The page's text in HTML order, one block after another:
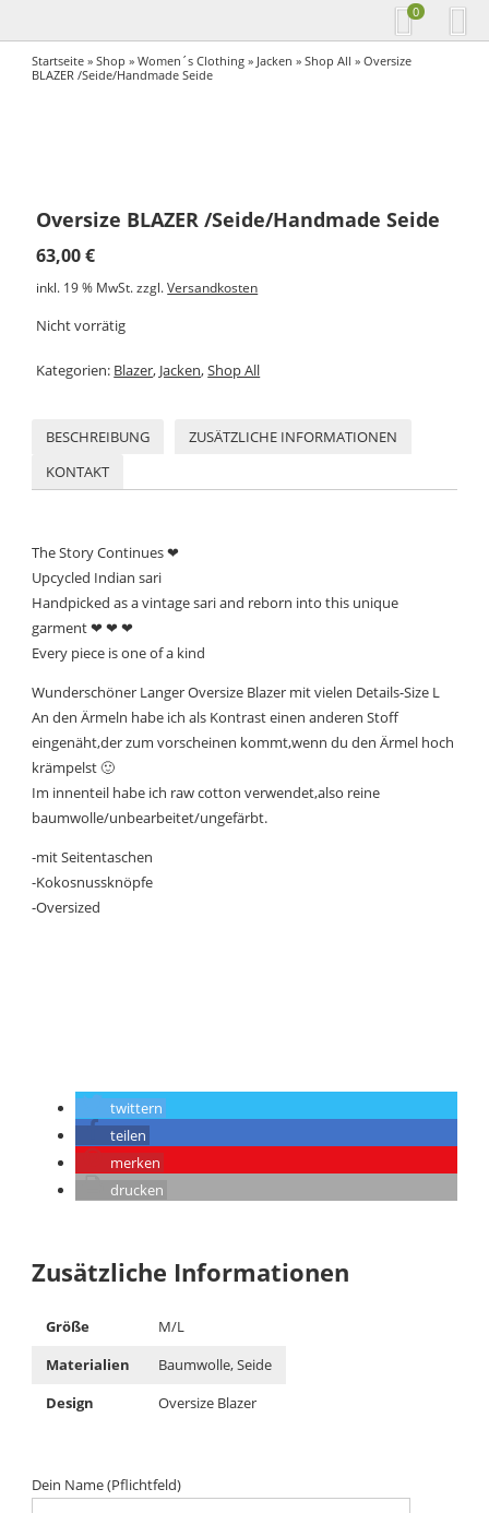
0
Startseite »Shop »Women´s Clothing » Jacken »Shop All » Oversize
BLAZER /Seide/Handmade Seide
Oversize BLAZER /Seide/Handmade Seide
63,00€
inkl. 19 % MwSt. zzgl.Versandkosten
Nicht vorrätig
Kategorien: Blazer, Jacken,Shop All
BESCHREIBUNG
ZUSÄTZLICHE INFORMATIONEN
KONTAKT
The Story Continues ❤
Upcycled Indian sari
Handpicked as a vintage sari and reborn into this unique
garment ❤ ❤ ❤
Every piece is one of a kind
Wunderschöner Langer Oversize Blazer mit vielen Details-Size L
An den Ärmeln habe ich als Kontrast einen anderen Stoff
eingenäht,der zum vorscheinen kommt,wenn du den Ärmel hoch
krämpelst 🙂
Im innenteil habe ich raw cotton verwendet,also reine
baumwolle/unbearbeitet/ungefärbt.
-mit Seitentaschen
-Kokosnussknöpfe
-Oversized
twittern
teilen
merken
drucken
Zusätzliche Informationen
Größe
M/L
Materialien
Baumwolle, Seide
Design
Oversize Blazer
Dein Name (Pflichtfeld)